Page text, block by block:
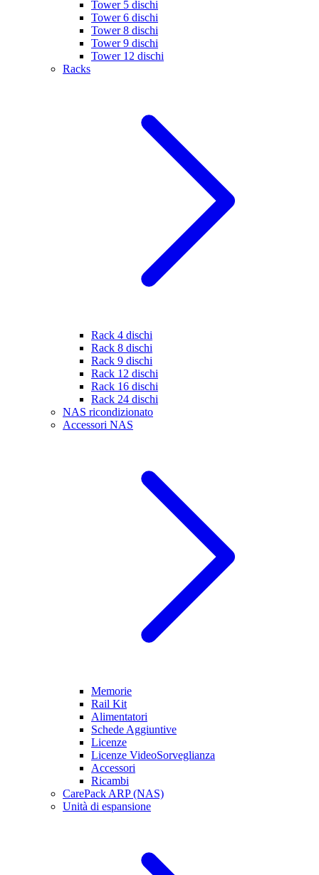
Tower 5 dischi
Tower 6 dischi
Tower 8 dischi
Tower 9 dischi
Tower 12 dischi
Racks
Rack 4 dischi
Rack 8 dischi
Rack 9 dischi
Rack 12 dischi
Rack 16 dischi
Rack 24 dischi
NAS ricondizionato
Accessori NAS
Memorie
Rail Kit
Alimentatori
Schede Aggiuntive
Licenze
Licenze VideoSorveglianza
Accessori
Ricambi
CarePack ARP (NAS)
Unità di espansione